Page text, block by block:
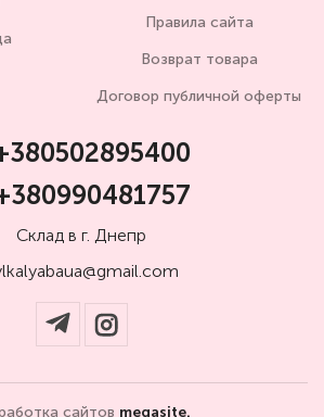
Правила сайта
Возврат товара
Договор публичной оферты
Склад в г. Днепр
сайтов megasite.